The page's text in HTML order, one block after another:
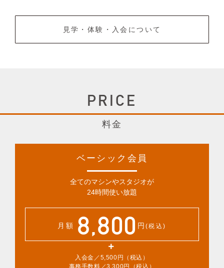
見学・体験・入会について
PRICE
料金
ベーシック会員
全てのマシンやスタジオが
24時間使い放題
月額 8,800 円 (税込)
入会金／5,500円（税込）
事務手数料／3,300円（税込）